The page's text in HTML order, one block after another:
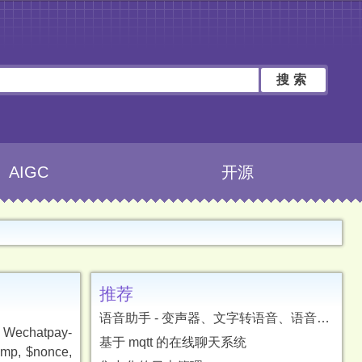
搜索
AIGC 开源
$nonce,
推荐
语音助手 - 变声器、文字转语音、语音转文字、字幕翻译
基于 mqtt 的在线聊天系统